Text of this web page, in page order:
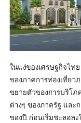
ในแง่ของเศรษฐกิจไท
ของภาคการท่องเที่ยว
ขยายตัวของการบริโ
ต่างๆ ของภาครัฐ และ
ของปี ก่อนเริ่มชะลอล